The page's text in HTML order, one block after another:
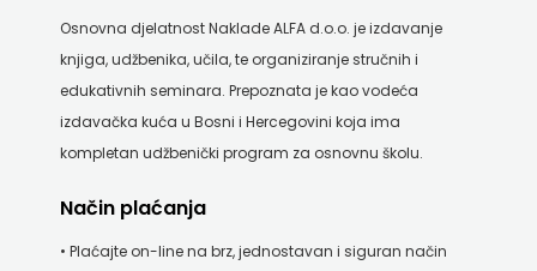
MOZAIK
KNJIGA
NAKLADA
BEGEN
NAKLADA
Osnovna djelatnost Naklade ALFA d.o.o. je izdavanje
knjiga, udžbenika, učila, te organiziranje stručnih i
edukativnih seminara. Prepoznata je kao vodeća
izdavačka kuća u Bosni i Hercegovini koja ima
kompletan udžbenički program za osnovnu školu.
Način plaćanja
• Plaćajte on-line na brz, jednostavan i siguran način